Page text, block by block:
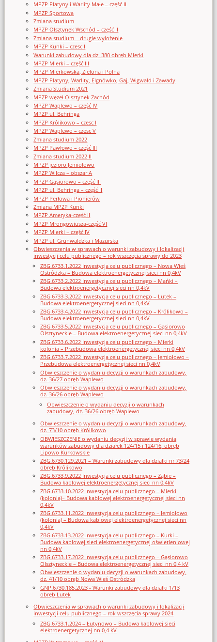
MPZP Platyny i Warlity Małe – część II
MPZP Sportowa
Zmiana studium
MPZP Olsztynek Wschód – część II
Zmiana studium – drugie wyłożenie
MPZP Kunki – czesc I
Warunki zabudowy dla dz. 380 obręb Mierki
MPZP Mierki – część III
MPZP Mierkowska, Zielona i Polna
MPZP Platyny, Warlity, Elgnówko, Gaj, Wigwałd i Zawady
Zmiana Studium 2021
MPZP węzeł Olsztynek Zachód
MPZP Waplewo – część IV
MPZP ul. Behringa
MPZP Królikowo – czesc I
MPZP Waplewo – czesc V
Zmiana studium 2022
MPZP Pawłowo – część III
Zmiana studium 2022 II
MPZP jezioro Jemiołowo
MPZP Wilcza – obszar A
MPZP Gąsiorowo – część III
MPZP ul. Behringa – część II
MPZP Perłowa i Pionierów
Zmiana MPZP Kunki
MPZP Ameryka-część II
MPZP Mrongowiusza-część VI
MPZP Mierki – część IV
MPZP ul. Grunwaldzka i Mazurska
Obwieszczenia w sprawach o warunki zabudowy i lokalizacji
inwestycji celu publicznego – rok wszczęcia sprawy do 2023
ZBG.6733.1.2022 Inwestycja celu publicznego – Nowa Wieś
Ostródzka – Budowa elektroenergetycznej sieci nn 0,4kV
ZBG.6733.2.2022 Inwestycja celu publicznego – Mańki –
Budowa elektroenergetycznej sieci nn 0,4kV
ZBG.6733.3.2022 Inwestycja celu publicznego – Lutek –
Budowa elektroenergetycznej sieci nn 0,4kV
ZBG.6733.4.2022 Inwestycja celu publicznego – Królikowo –
Budowa elektroenergetycznej sieci nn 0,4kV
ZBG.6733.5.2022 Inwestycja celu publicznego – Gąsiorowo
Olsztyneckie – Budowa elektroenergetycznej sieci nn 0,4kV
ZBG.6733.6.2022 Inwestycja celu publicznego – Mierki
kolonia – Przebudowa elektroenergetycznej sieci nn 0,4kV
ZBG.6733.7.2022 Inwestycja celu publicznego – Jemiołowo –
Przebudowa elektroenergetycznej sieci nn 0,4kV
Obwieszczenie o wydaniu decyzji o warunkach zabudowy,
dz. 36/27 obręb Waplewo
Obwieszczenie o wydaniu decyzji o warunkach zabudowy,
dz. 36/26 obręb Waplewo
Obwieszczenie o wydaniu decyzji o warunkach
zabudowy, dz. 36/26 obręb Waplewo
Obwieszczenie o wydaniu decyzji o warunkach zabudowy,
dz. 73/10 obręb Królikowo
OBWIESZCZENIE o wydaniu decyzji w sprawie wydania
warunków zabudowy dla działek 124/15 i 124/16, obręb
Lipowo Kurkowskie
ZBG.6730.129.2021 – Warunki zabudowy dla działki nr 73/24
obręb Królikowo
ZBG.6733.9.2022 Inwestycja celu publicznego – Ząbie –
Budowa kablowej elektroenergetycznej sieci nn 0,4kV
ZBG.6733.10.2022 Inwestycja celu publicznego – Mierki
(kolonia)– Budowa kablowej elektroenergetycznej sieci nn
0,4kV
ZBG.6733.11.2022 Inwestycja celu publicznego – Jemiołowo
(kolonia) – Budowa kablowej elektroenergetycznej sieci nn
0,4kV
ZBG.6733.13.2022 Inwestycja celu publicznego – Kurki –
Budowa kablowej sieci elektroenergetycznej oświetleniowej
nn 0,4kV
ZBG.6733.17.2022 Inwestycja celu publicznego – Gąsiorowo
Olsztyneckie – Budowa elektroenergetycznej sieci nn 0,4 kV
Obwieszczenie o wydaniu decyzji o warunkach zabudowy,
dz. 41/10 obręb Nowa Wieś Ostródzka
GNP.6730.185.2023 - Warunki zabudowy dla działki 1/13
obręb Lutek
Obwieszczenia w sprawach o warunki zabudowy i lokalizacji
inwestycji celu publicznego – rok wszczęcia sprawy 2024
ZBG.6733.1.2024 – Łutynowo – Budowa kablowej sieci
elektroenergetycznej nn 0,4 kV